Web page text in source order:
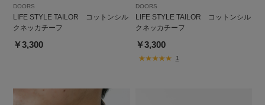
DOORS
LIFE STYLE TAILOR コットンシル
クネッカチーフ
￥3,300
DOORS
LIFE STYLE TAILOR コットンシル
クネッカチーフ
￥3,300
1